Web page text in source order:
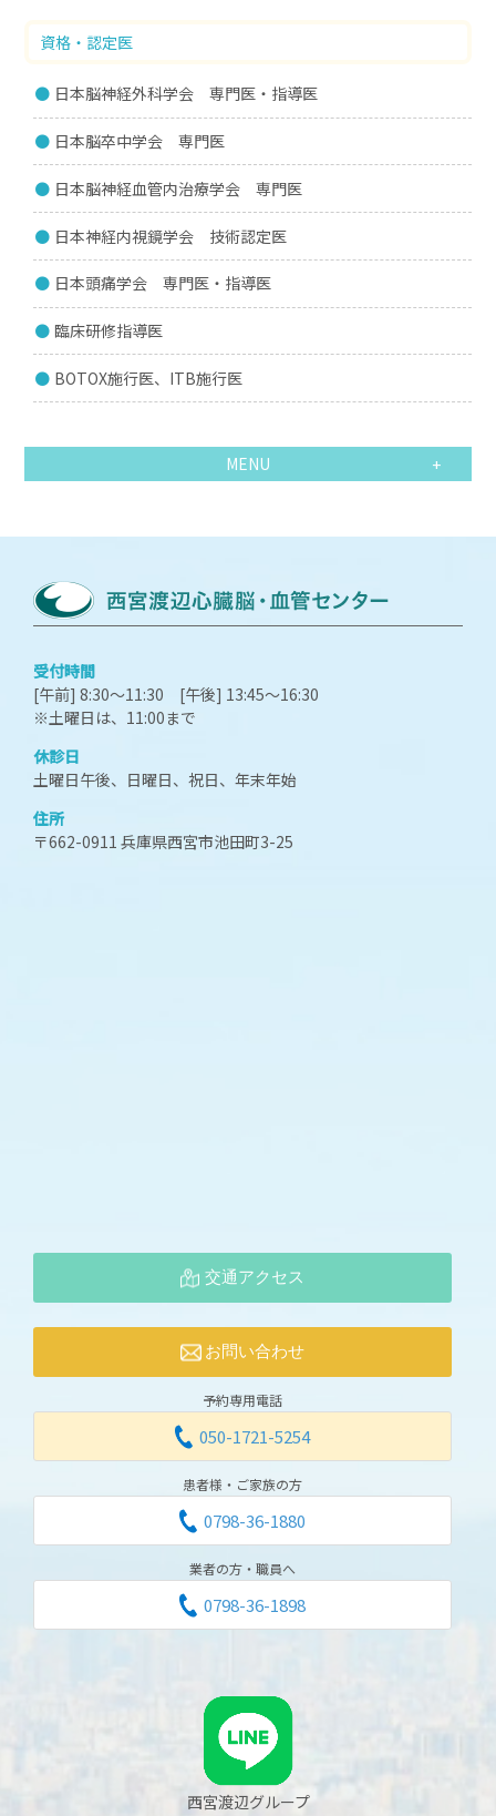
資格・認定医
日本脳神経外科学会 専門医・指導医
日本脳卒中学会 専門医
日本脳神経血管内治療学会 専門医
日本神経内視鏡学会 技術認定医
日本頭痛学会 専門医・指導医
臨床研修指導医
BOTOX施行医、ITB施行医
MENU
受付時間
[午前] 8:30～11:30 [午後] 13:45～16:30
※土曜日は、11:00まで
休診日
土曜日午後、日曜日、祝日、年末年始
住所
〒662-0911 兵庫県西宮市池田町3-25
交通アクセス
お問い合わせ
予約専用電話
050-1721-5254
患者様・ご家族の方
0798-36-1880
業者の方・職員へ
0798-36-1898
西宮渡辺グループ